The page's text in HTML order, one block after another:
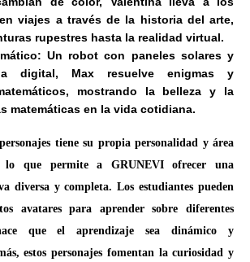
viajes a través de la historia del arte,
rupestres hasta la realidad virtual.
Un robot con paneles solares y
digital, Max resuelve enigmas y
mostrando la belleza y la
matemáticas en la vida cotidiana.
tiene su propia personalidad y área
lo que permite a GRUNEVI ofrecer una
diversa y completa. Los estudiantes pueden
avatares para aprender sobre diferentes
que el aprendizaje sea dinámico y
estos personajes fomentan la curiosidad y